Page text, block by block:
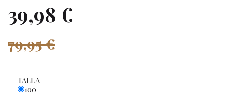
39,98 €
79,95 €
TALLA
100